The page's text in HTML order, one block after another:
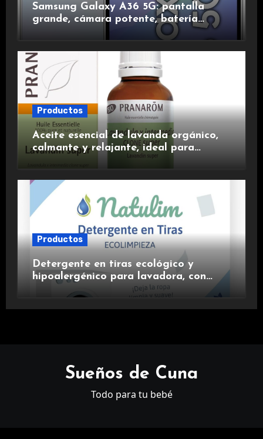
Samsung Galaxy A36 5G: pantalla
grande, cámara potente, batería
duradera y carga rápida para una
experiencia premium.
Productos
Aceite esencial de lavanda orgánico,
calmante y relajante, ideal para
Productos
Detergente en tiras ecológico y
hipoalergénico para lavadora, con
suavizante incluido y fragancia de
Sueños de Cuna
Todo para tu bebé